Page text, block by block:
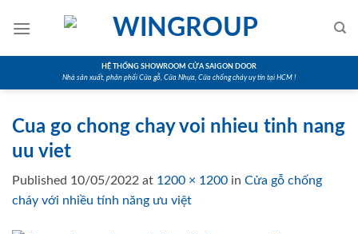
HỆ THỐNG SHOWROOM CỬA SAIGON DOOR
Nhà sản xuất, phân phối Cửa gỗ, Cửa Nhựa, Cửa chống cháy uy tín tại HCM !
Cua go chong chay voi nhieu tinh nang
uu viet
Published 10/05/2022 at 1200 × 1200 in Cửa gỗ chống
cháy với nhiều tính năng ưu việt